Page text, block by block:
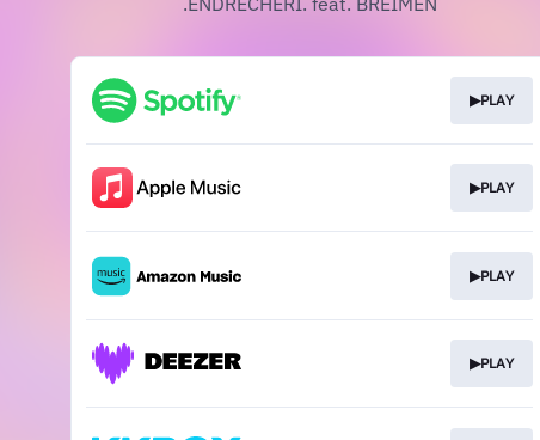
▶PLAY
▶PLAY
▶PLAY
▶PLAY